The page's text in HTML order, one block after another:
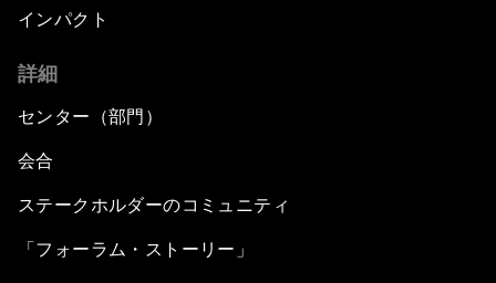
インパクト
詳細
センター（部門）
会合
ステークホルダーのコミュニティ
「フォーラム・ストーリー」